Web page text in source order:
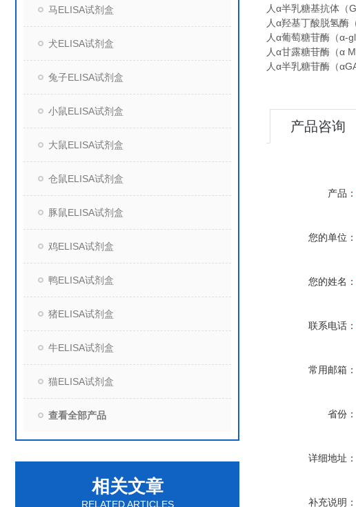
马ELISA试剂盒
犬ELISA试剂盒
兔子ELISA试剂盒
小鼠ELISA试剂盒
大鼠ELISA试剂盒
仓鼠ELISA试剂盒
豚鼠ELISA试剂盒
鸡ELISA试剂盒
鸭ELISA试剂盒
猪ELISA试剂盒
牛ELISA试剂盒
猫ELISA试剂盒
查看全部产品
相关文章
RELATED ARTICLES
人α半乳糖基抗体（
人α羟基丁酸脱氢酶
人α葡萄糖苷酶（α-
人α甘露糖苷酶（α
人α半乳糖苷酶（
产品咨询
产品：
您的单位：
您的姓名：
联系电话：
常用邮箱：
省份：
详细地址：
补充说明：